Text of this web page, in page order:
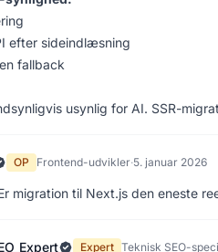
efter sideindlæsning
fallback
usynlig for AI. SSR-
OP Frontend-udvikler·5. januar 2026
migration til Next.js den eneste
Expert Teknisk SEO-